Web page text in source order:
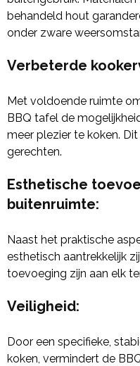
behandeld hout
onder zware
Verbeterde
Met voldoende ruimte
BBQ tafel de
meer plezier te koken.
gerechten.
Esthetische
buitenruimte:
Naast het praktische
esthetisch aantrekkelijk
toevoeging zijn aan elk
Veiligheid:
Door een specifieke,
koken, vermindert de